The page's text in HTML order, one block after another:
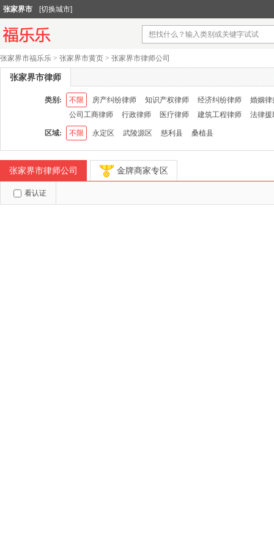
张家界市 [切换城市]
张家界市福乐乐 > 张家界市黄页 > 张家界市律师公司
张家界市律师
类别: 不限 房产纠纷律师 知识产权律师 经济纠纷律师
婚姻律
公司工商律师
行政律师 医疗律师 建筑工程律师 法律援
区域: 不限 永定区 武陵源区 慈利县 桑植县
张家界市律师公司 金牌商家专区
看认证